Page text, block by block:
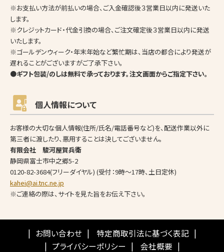
※お支払い方法が前払いの場合、ご入金確認後３営業日以内に発送いた
します。
※クレジットカード・代金引換の場合、ご注文確定後３営業日以内に発送
いたします。
※ゴールデンウィーク・年末年始など繁忙期は、当店の都合により発送が
遅れることがございますがご了承下さい。
●ギフト包装/のしは無料で承っております。注文画面からご指定下さい。
個人情報について
お客様の大切な個人情報(住所/氏名/電話番号など)を、配送作業以外に
第三者に渡したり、悪用することは決してございません。
有限会社 駿河屋賀兵衛
静岡県富士市中之郷5-2
0120-82-3684(フリーダイヤル) (受付：9時～17時、土日定休)
kahei@ai.tnc.ne.jp
※ご連絡の際は、サイトを見た旨をお伝え下さい。
お問い合わせ
特定商取引法に基づく表記
プライバシーポリシー
会社概要